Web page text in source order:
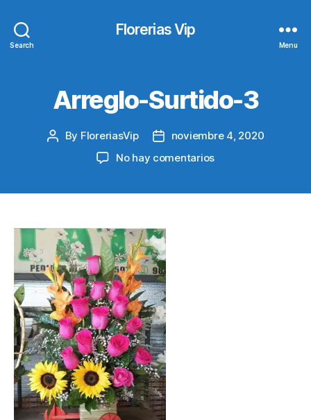
Search
Florerias Vip
Menu
Arreglo-Surtido-3
Post
By FloreriasVip
Postnoviembre 4, 2020
No hay comentariosen